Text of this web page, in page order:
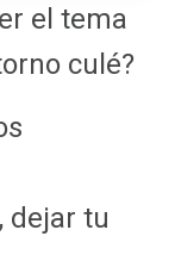
el tema
culé?
dejar tu